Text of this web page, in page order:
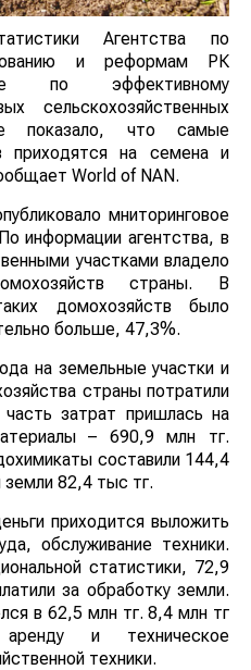
Агентства по
и реформам РК
по эффективному
сельскохозяйственных
показало, что самые
приходятся на семена и
World of NAN.
мниторинговое
информации агентства, в
участками владело
страны. В
домохозяйств было
больше, 47,3%.
на земельные участки и
страны потратили
затрат пришлась на
– 690,9 млн тг.
составили 144,4
земли 82,4 тыс тг.
приходится выложить
обслуживание техники.
статистики, 72,9
за обработку земли.
в 62,5 млн тг. 8,4 млн тг
и техническое
техники.